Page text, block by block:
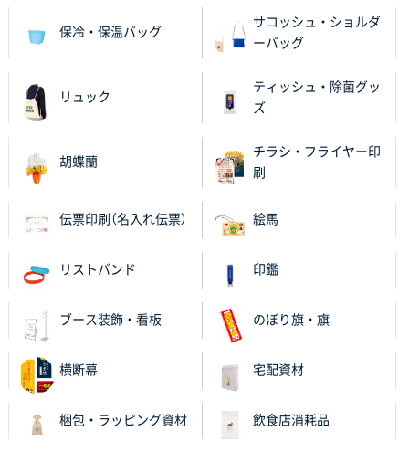
進められました。
【ポリ袋】特別ご注文ページ
3000枚
昨年利用した時に、納期と金額面でかなり業者さんを
比較して決めさせていただきました。 昨年注文分も、
納期がギリギリだったにも関わらず、丁寧に対応して
対応を頂いており助かっております。
和歌山県S社様
2025年11月05日 11:13
不織布スクエアトート(A4サイズ)
2025年10月28日 17:10
保冷・保温バッグ
サコッシュ・ショルダ
ーバッグ
リュック
ティッシュ・除菌グッ
ズ
胡蝶蘭
チラシ・フライヤー印
刷
伝票印刷（名入れ伝票） 絵馬
リストバンド 印鑑
ブース装飾・看板 のぼり旗・旗
横断幕 宅配資材
梱包・ラッピング資材 飲食店消耗品